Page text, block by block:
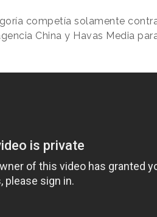
competía solamente
China y Havas Media